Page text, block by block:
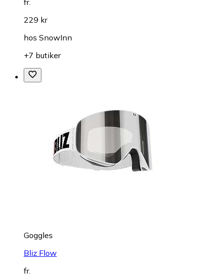
229 kr
hos SnowInn
+7 butiker
Goggles
Bliz Flow
fr.